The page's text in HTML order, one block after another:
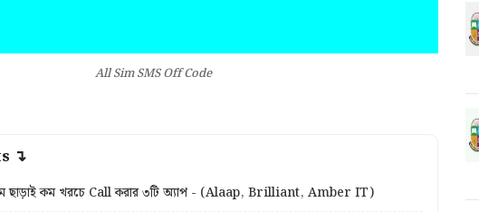
All Sim SMS Off Code
↴
ছাড়াই কম খরচে Call করার ৩টি অ্যাপ - (Alaap, Brilliant, Amber IT)